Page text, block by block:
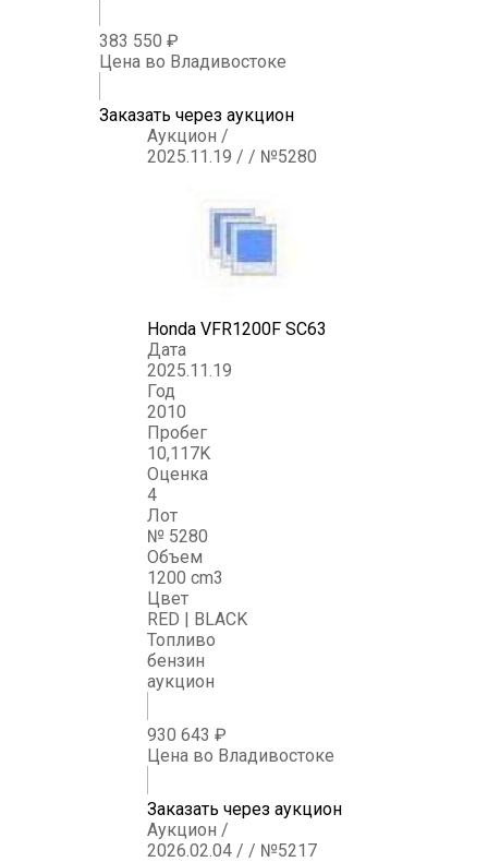
383 550 ₽
Цена во Владивостоке
Заказать через аукцион
Аукцион /
2025.11.19 / / №5280
Honda VFR1200F SC63
Дата
2025.11.19
Год
2010
Пробег
10,117K
Оценка
4
Лот
№ 5280
Объем
1200 cm3
Цвет
RED | BLACK
Топливо
бензин
аукцион
930 643 ₽
Цена во Владивостоке
Заказать через аукцион
Аукцион /
2026.02.04 / / №5217